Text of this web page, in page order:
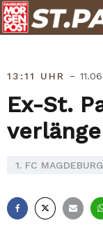
Skip
to
13:11 UHR -
Ex-St.
1. FC MAGDEBURG